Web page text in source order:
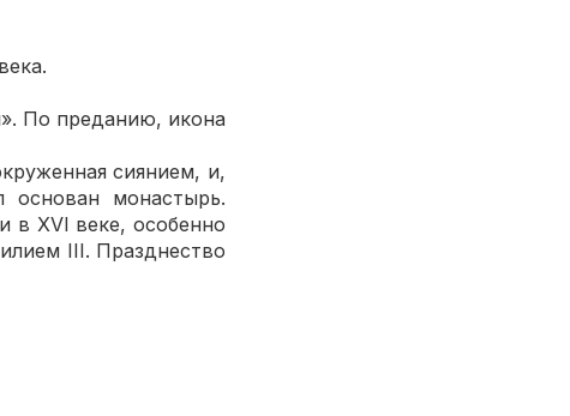
По преданию, икона
сиянием, и,
монастырь.
в XVI веке, особенно
III. Празднество